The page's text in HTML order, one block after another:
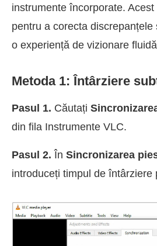
instrumente încorporate. Acest
pentru a corecta
o experiență de vizionare
Metoda 1: Întârziere
Pasul 1. Căutați
din fila Instrumente VLC.
Pasul 2. În Sincronizarea
introduceți timpul de întârziere